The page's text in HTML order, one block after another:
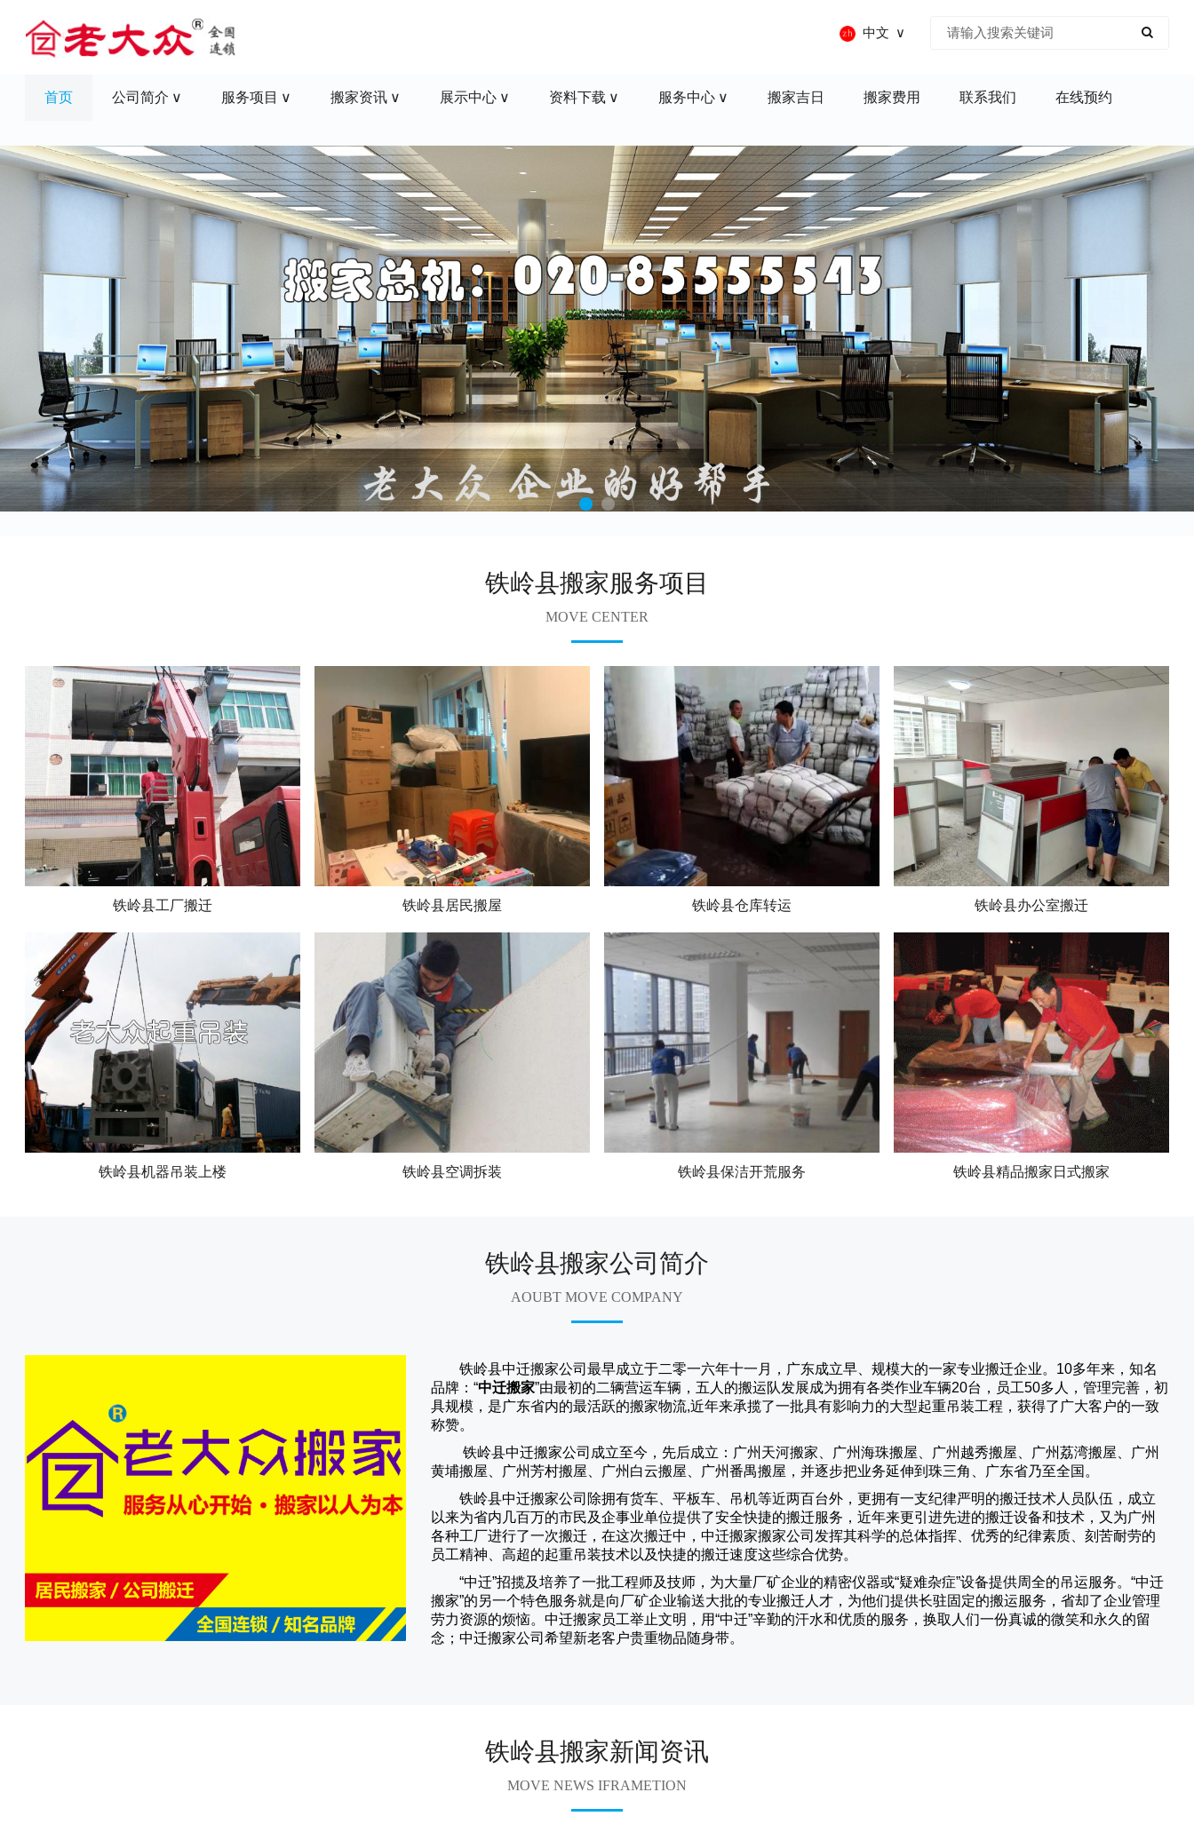
中文
首页 公司简介 服务项目 搬家资讯 展示中心 资料下载 服务中心 搬家吉日 搬家费用 联系我们 在线预约
铁岭县搬家服务项目
MOVE CENTER
铁岭县工厂搬迁 铁岭县居民搬屋 铁岭县仓库转运 铁岭县办公室搬迁
铁岭县机器吊装上楼 铁岭县空调拆装 铁岭县保洁开荒服务 铁岭县精品搬家日式搬家
铁岭县搬家公司简介
AOUBT MOVE COMPANY
铁岭县中迁搬家公司最早成立于二零一六年十一月，广东成立早、规模大的一家专业搬迁企业。10多年来，知名
品牌：“中迁搬家”由最初的二辆营运车辆，五人的搬运队发展成为拥有各类作业车辆20台，员工50多人，管理完善，初
具规模，是广东省内的最活跃的搬家物流,近年来承揽了一批具有影响力的大型起重吊装工程，获得了广大客户的一致
称赞。
铁岭县中迁搬家公司成立至今，先后成立：广州天河搬家、广州海珠搬屋、广州越秀搬屋、广州荔湾搬屋、广州
黄埔搬屋、广州芳村搬屋、广州白云搬屋、广州番禺搬屋，并逐步把业务延伸到珠三角、广东省乃至全国。
铁岭县中迁搬家公司除拥有货车、平板车、吊机等近两百台外，更拥有一支纪律严明的搬迁技术人员队伍，成立
以来为省内几百万的市民及企事业单位提供了安全快捷的搬迁服务，近年来更引进先进的搬迁设备和技术，又为广州
各种工厂进行了一次搬迁，在这次搬迁中，中迁搬家搬家公司发挥其科学的总体指挥、优秀的纪律素质、刻苦耐劳的
员工精神、高超的起重吊装技术以及快捷的搬迁速度这些综合优势。
“中迁”招揽及培养了一批工程师及技师，为大量厂矿企业的精密仪器或“疑难杂症”设备提供周全的吊运服务。“中迁
搬家”的另一个特色服务就是向厂矿企业输送大批的专业搬迁人才，为他们提供长驻固定的搬运服务，省却了企业管理
劳力资源的烦恼。中迁搬家员工举止文明，用“中迁”辛勤的汗水和优质的服务，换取人们一份真诚的微笑和永久的留
念；中迁搬家公司希望新老客户贵重物品随身带。
铁岭县搬家新闻资讯
MOVE NEWS IFRAMETION